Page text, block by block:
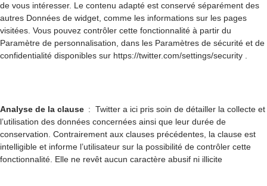
de vous intéresser. Le contenu adapté est conservé séparément des
autres Données de widget, comme les informations sur les pages
visitées. Vous pouvez contrôler cette fonctionnalité à partir du
Paramètre de personnalisation, dans les Paramètres de sécurité et de
confidentialité disponibles sur https://twitter.com/settings/security .
Analyse de la clause : Twitter a ici pris soin de détailler la collecte et
l’utilisation des données concernées ainsi que leur durée de
conservation. Contrairement aux clauses précédentes, la clause est
intelligible et informe l’utilisateur sur la possibilité de contrôler cette
fonctionnalité. Elle ne revêt aucun caractère abusif ni illicite